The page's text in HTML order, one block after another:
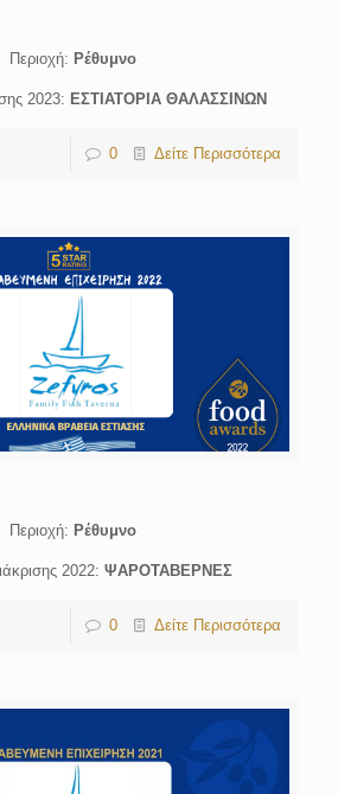
Περιοχή: Ρέθυμνο
2023: ΕΣΤΙΑΤΟΡΙΑ ΘΑΛΑΣΣΙΝΩΝ
0 Δείτε Περισσότερα
Περιοχή: Ρέθυμνο
2022: ΨΑΡΟΤΑΒΕΡΝΕΣ
0 Δείτε Περισσότερα